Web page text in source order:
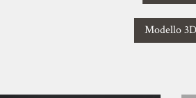
Modello 3D